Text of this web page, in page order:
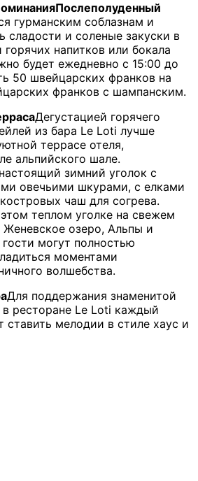
гурманским соблазнам и
сладости и соленые закуски в
напитков или бокала
будет ежедневно с 15:00 до
50 швейцарских франков на
франков с шампанским.
Дегустацией горячего
из бара Le Loti лучше
террасе отеля,
альпийского шале.
зимний уголок с
овечьими шкурами, c елками
чаш для согрева.
теплом уголке на свежем
озеро, Альпы и
могут полностью
моментами
волшебства.
Для поддержания знаменитой
ресторане Le Loti каждый
ставить мелодии в стиле хаус и